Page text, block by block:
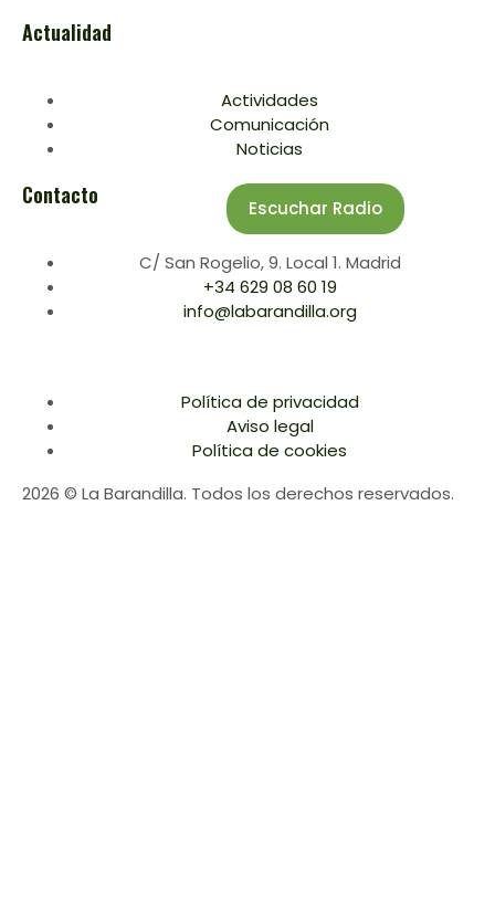
Actualidad
Actividades
Comunicación
Noticias
Contacto
C/ San Rogelio, 9. Local 1. Madrid
+34 629 08 60 19
info@labarandilla.org
Escuchar Radio
2026 © La Barandilla. Todos los derechos reservados.
Política de privacidad
Aviso legal
Política de cookies